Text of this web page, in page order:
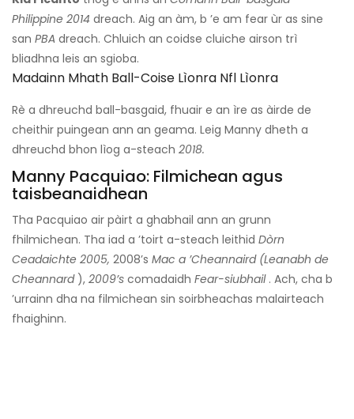
Philippine 2014 dreach. Aig an àm, b ’e am fear ùr as sine
san PBA dreach. Chluich an coidse cluiche airson trì
bliadhna leis an sgioba.
Madainn Mhath Ball-Coise Lìonra Nfl Lìonra
Rè a dhreuchd ball-basgaid, fhuair e an ìre as àirde de
cheithir puingean ann an geama. Leig Manny dheth a
dhreuchd bhon lìog a-steach 2018.
Manny Pacquiao: Filmichean agus
taisbeanaidhean
Tha Pacquiao air pàirt a ghabhail ann an grunn
fhilmichean. Tha iad a ’toirt a-steach leithid Dòrn
Ceadaichte 2005, 2008’s Mac a ’Cheannaird (Leanabh de
Cheannard), 2009’s comadaidh Fear-siubhail. Ach, cha b
’urrainn dha na filmichean sin soirbheachas malairteach
fhaighinn.